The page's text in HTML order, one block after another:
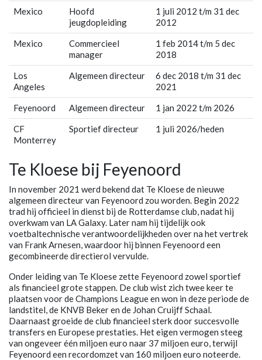
Mexico
Hoofd
jeugdopleiding
1 juli 2012 t/m 31 dec
2012
Mexico
Commercieel
manager
1 feb 2014 t/m 5 dec
2018
Los
Angeles
Algemeen directeur
6 dec 2018 t/m 31 dec
2021
Feyenoord
Algemeen directeur
1 jan 2022 t/m 2026
CF
Monterrey
Sportief directeur 1 juli 2026/heden
Te Kloese bij Feyenoord
In november 2021 werd bekend dat Te Kloese de nieuwe
algemeen directeur van Feyenoord zou worden. Begin 2022
trad hij officieel in dienst bij de Rotterdamse club, nadat hij
overkwam van LA Galaxy. Later nam hij tijdelijk ook
voetbaltechnische verantwoordelijkheden over na het vertrek
van Frank Arnesen, waardoor hij binnen Feyenoord een
gecombineerde directierol vervulde.
Onder leiding van Te Kloese zette Feyenoord zowel sportief
als financieel grote stappen. De club wist zich twee keer te
plaatsen voor de Champions League en won in deze periode de
landstitel, de KNVB Beker en de Johan Cruijff Schaal.
Daarnaast groeide de club financieel sterk door succesvolle
transfers en Europese prestaties. Het eigen vermogen steeg
van ongeveer één miljoen euro naar 37 miljoen euro, terwijl
Feyenoord een recordomzet van 160 miljoen euro noteerde.